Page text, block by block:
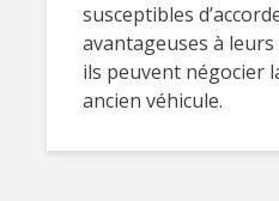
susceptibles
avantageuses à
ils peuvent négocier
ancien véhicule.